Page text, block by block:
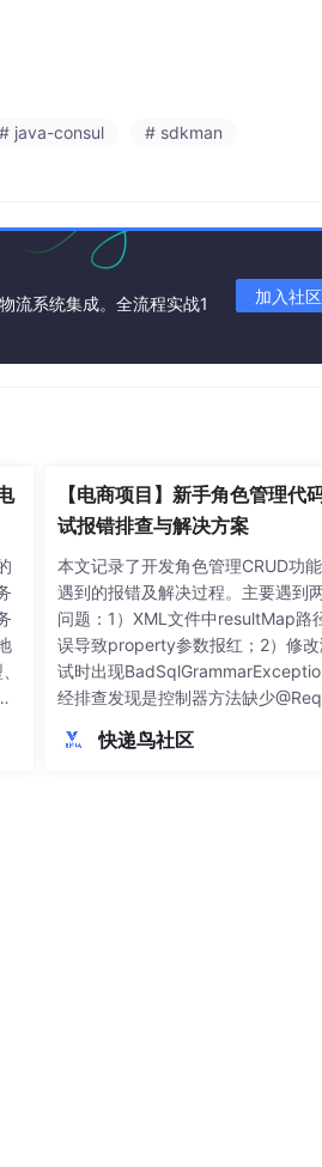
# java-consul # sdkman
流系统集成。全流程实战1
加入社区
【电商项目】新手角色管理代
试报错排查与解决方案
本文记录了开发角色管理CRUD功
遇到的报错及解决过程。主要遇到
问题：1）XML文件中resultMap路
误导致property参数报红；2）修改
试时出现
经排查发现是控制器方法缺少
无法转为Java对象，最终SQL执行失
快递鸟社区